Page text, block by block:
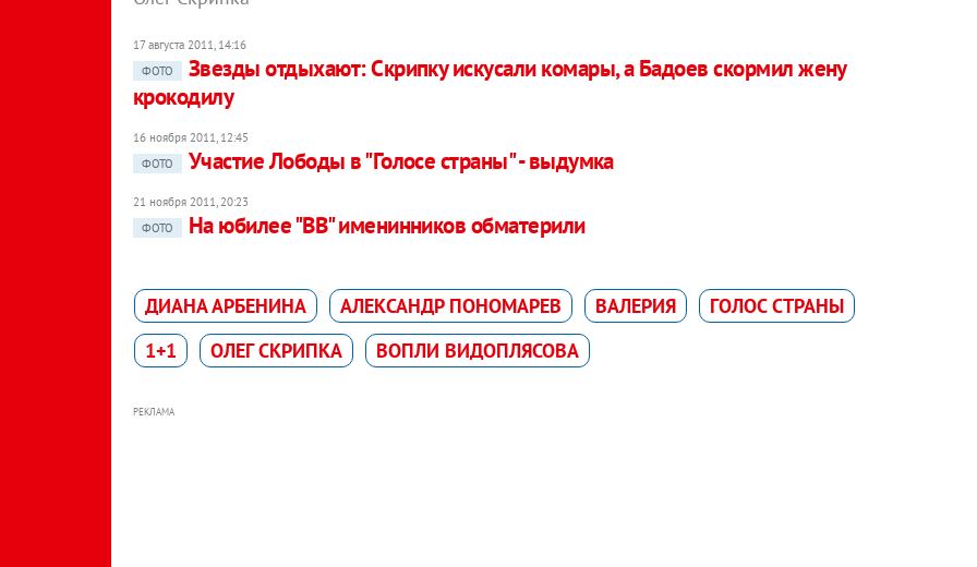
17 августа 2011, 14:16
ФОТО
Звезды отдыхают: Скрипку искусали комары, а Бадоев скормил жену
крокодилу
16 ноября 2011, 12:45
ФОТО
Участие Лободы в "Голосе страны" - выдумка
21 ноября 2011, 20:23
ФОТО
На юбилее "ВВ" именинников обматерили
ДИАНА АРБЕНИНА АЛЕКСАНДР ПОНОМАРЕВ ВАЛЕРИЯ
ГОЛОС СТРАНЫ
1+1
ОЛЕГ СКРИПКА ВОПЛИ ВИДОПЛЯСОВА
РЕКЛАМА